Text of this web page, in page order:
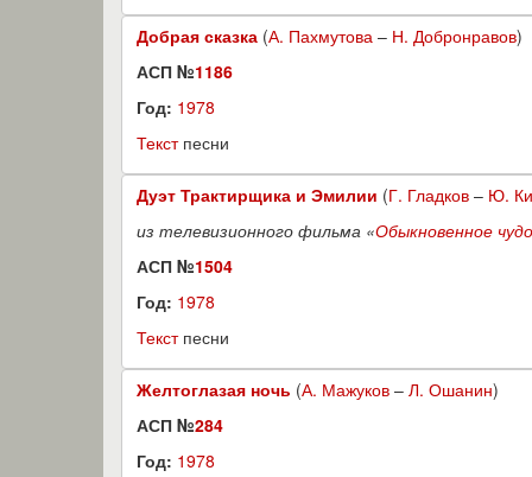
Добрая сказка (А. Пахмутова – Н. Добронравов)
АСП №1186
Год: 1978
Текстпесни
Дуэт Трактирщика и Эмилии (Г. Гладков – Ю.
из телевизионного фильма «Обыкновенное чудо
АСП №1504
Год: 1978
Текстпесни
Желтоглазая ночь (А. Мажуков – Л. Ошанин)
АСП №284
Год: 1978